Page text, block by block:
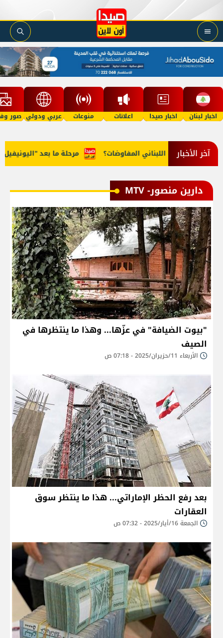
اخبار لبنان اخبار صيدا اعلانات منوعات عربي ودولي صور
آخر الأخبار مرحلة ما بعد "اليونيفيل"... هذه اللبناني المفاوضات؟
دارين منصور- MTV
"بيوت الضيافة" في عزّها... وهذا ما ينتظرها في
الصيف
الأربعاء 11/حزيران/2025 - 07:18 ص
بعد رفع الحظر الإماراتي... هذا ما ينتظر سوق
العقارات
الجمعة 16/أيار/2025 - 07:32 ص